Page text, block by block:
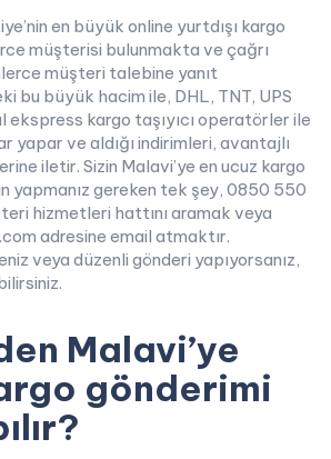
en büyük online yurtdışı kargo
müşterisi bulunmakta ve çağrı
müşteri talebine yanıt
bu büyük hacim ile, DHL, TNT, UPS
ekspress kargo taşıyıcı operatörler ile
yapar ve aldığı indirimleri, avantajlı
iletir. Sizin Malavi’ye en ucuz kargo
yapmanız gereken tek şey, 0850 550
hizmetleri hattını aramak veya
adresine email atmaktır.
veya düzenli gönderi yapıyorsanız,
Malavi’ye
gönderimi